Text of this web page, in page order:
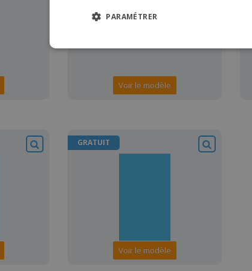
Voir le modèle
GRATUIT
Voir le modèle
PARAMÉTRER